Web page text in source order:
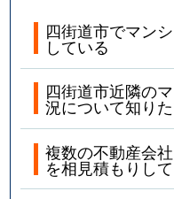
四街道市でマン
している
四街道市近隣の
況について知り
複数の不動産会
を相見積もりし